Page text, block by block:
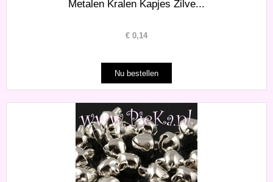
Metalen Kralen Kapjes Zilve...
€ 0,14